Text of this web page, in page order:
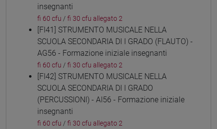
insegnanti
fi 60 cfu / fi 30 cfu allegato 2
[FI41] STRUMENTO MUSICALE NELLA
SCUOLA SECONDARIA DI I GRADO (FLAUTO) -
AG56 - Formazione iniziale insegnanti
fi 60 cfu / fi 30 cfu allegato 2
[FI42] STRUMENTO MUSICALE NELLA
SCUOLA SECONDARIA DI I GRADO
(PERCUSSIONI) - AI56 - Formazione iniziale
insegnanti
fi 60 cfu / fi 30 cfu allegato 2